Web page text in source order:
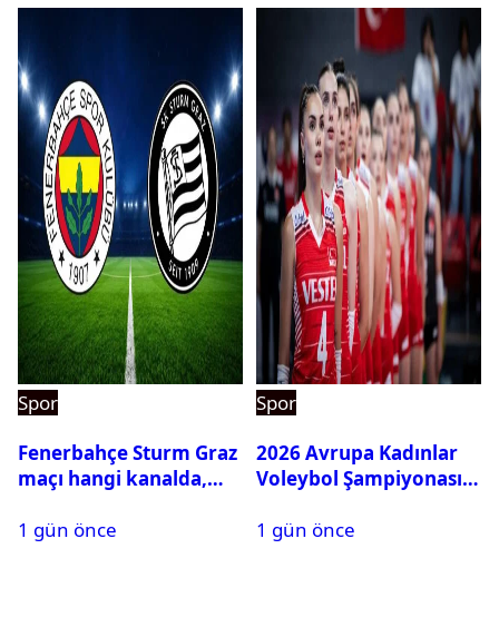
Spor
Fenerbahçe Sturm Graz
maçı hangi kanalda,
1 gün önce
Spor
2026 Avrupa Kadınlar
Voleybol Şampiyonası
1 gün önce